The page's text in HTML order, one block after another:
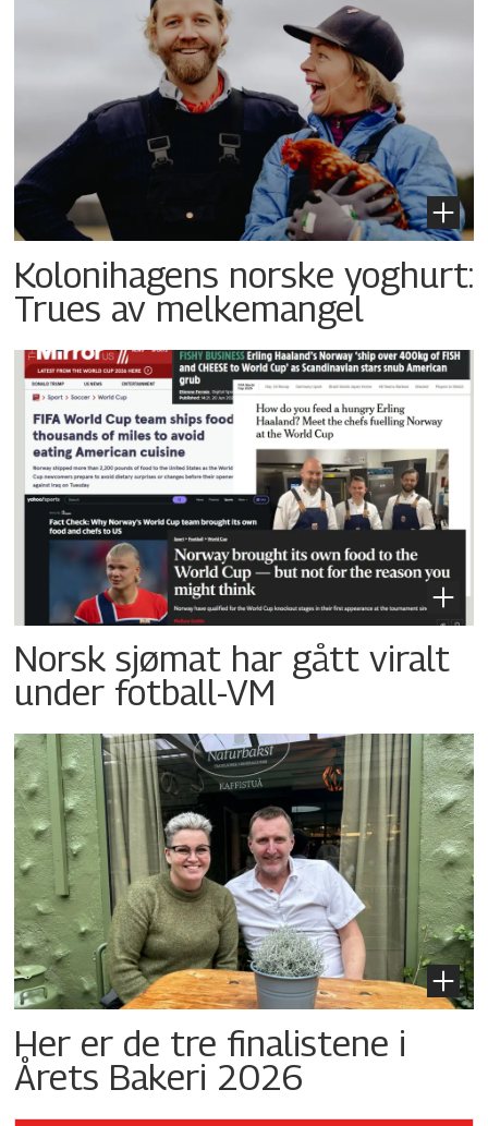
Kolonihagens norske yoghurt:
Trues av melkemangel
Norsk sjømat har gått viralt
under fotball-VM
Her er de tre finalistene i
Årets Bakeri 2026